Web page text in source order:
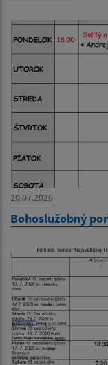
20.07.2026
Bohoslužobný